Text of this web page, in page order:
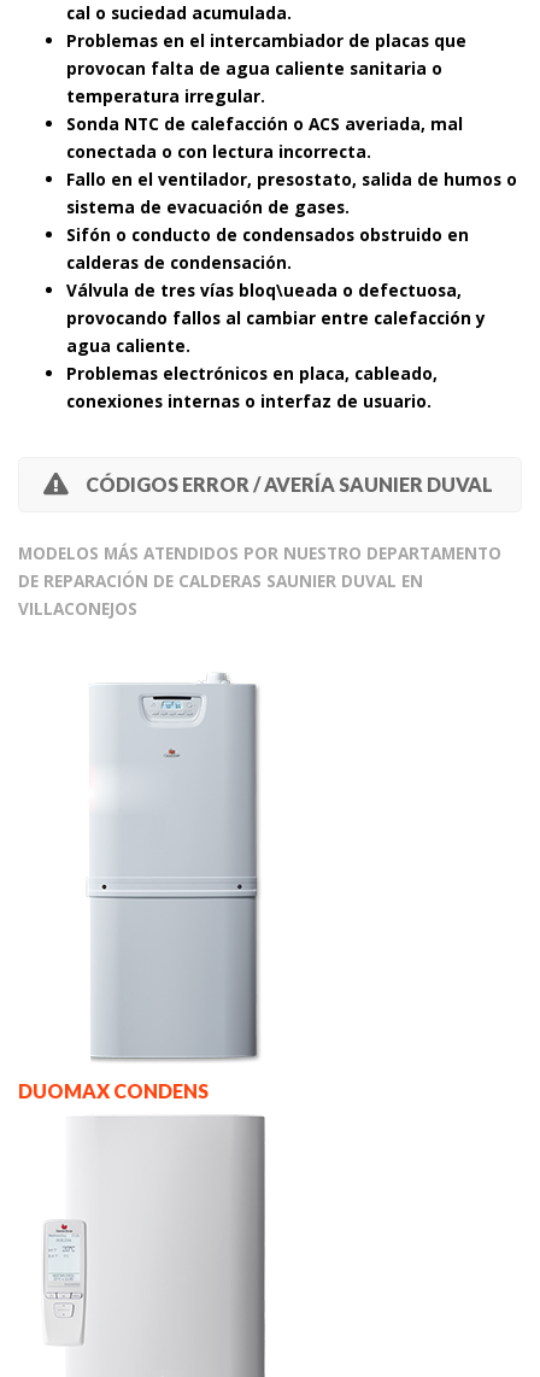
cal o suciedad acumulada.
Problemas en el intercambiador de placas que
provocan falta de agua caliente sanitaria o
temperatura irregular.
Sonda NTC de calefacción o ACS averiada, mal
conectada o con lectura incorrecta.
Fallo en el ventilador, presostato, salida de humos o
sistema de evacuación de gases.
Sifón o conducto de condensados obstruido en
calderas de condensación.
Válvula de tres vías bloq\ueada o defectuosa,
provocando fallos al cambiar entre calefacción y
agua caliente.
Problemas electrónicos en placa, cableado,
conexiones internas o interfaz de usuario.
CÓDIGOS ERROR / AVERÍA SAUNIER DUVAL
MODELOS MÁS ATENDIDOS POR NUESTRO DEPARTAMENTO
DE REPARACIÓN DE CALDERAS SAUNIER DUVAL EN
VILLACONEJOS
DUOMAX CONDENS